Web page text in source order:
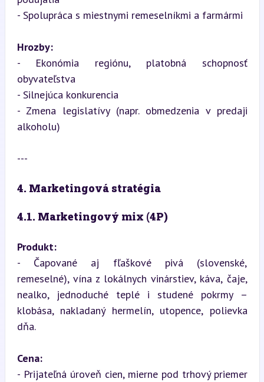
- Spolupráca s miestnymi remeselníkmi a farmármi
Hrozby:
- Ekonómia regiónu, platobná schopnosť
obyvateľstva
- Silnejúca konkurencia
- Zmena legislatívy (napr. obmedzenia v predaji
alkoholu)
---
4. Marketingová stratégia
4.1. Marketingový mix (4P)
Produkt:
- Čapované aj fľaškové pivá (slovenské,
remeselné), vína z lokálnych vinárstiev, káva, čaje,
nealko, jednoduché teplé i studené pokrmy –
klobása, nakladaný hermelín, utopence, polievka
dňa.
Cena:
- Prijateľná úroveň cien, mierne pod trhový priemer